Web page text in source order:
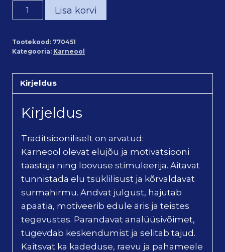
Karneool
ripats
cm)
Lisa korvi
Tootekood: 770451
Kategooria: Karneool
Kirjeldus
Kirjeldus
Traditsiooniliselt on arvatud:
Karneool olevat elujõu ja motivatsiooni
taastaja ning loovuse stimuleerija. Aitavat
tunnistada elu tsüklilisust ja kõrvaldavat
surmahirmu. Andvat julgust, hajutab
apaatia, motiveerib edule äris ja teistes
tegevustes. Parandavat analüüsivõimet,
tugevdab keskendumist ja selitab tajud.
Kaitsvat ka kadeduse, raevu ja pahameele